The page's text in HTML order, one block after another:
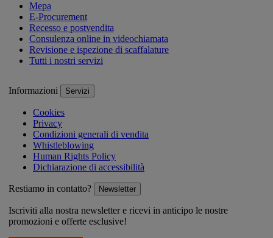
Mepa
E-Procurement
Recesso e postvendita
Consulenza online in videochiamata
Revisione e ispezione di scaffalature
Tutti i nostri servizi
Informazioni Servizi
Cookies
Privacy
Condizioni generali di vendita
Whistleblowing
Human Rights Policy
Dichiarazione di accessibilità
Restiamo in contatto? Newsletter
Iscriviti alla nostra newsletter e ricevi in anticipo le nostre
promozioni e offerte esclusive!